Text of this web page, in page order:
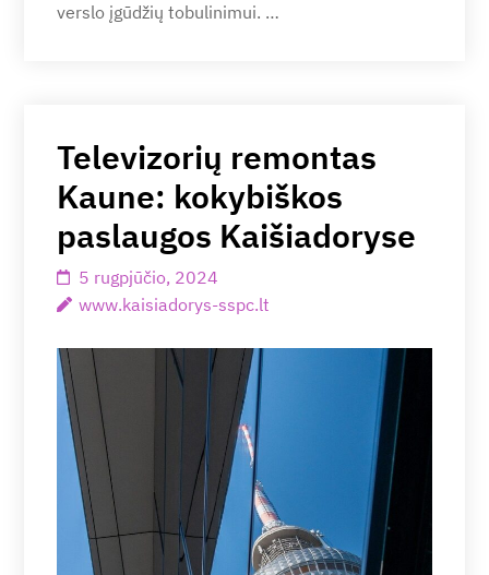
verslo įgūdžių tobulinimui. …
Televizorių remontas
Kaune: kokybiškos
paslaugos Kaišiadoryse
5 rugpjūčio, 2024
www.kaisiadorys-sspc.lt